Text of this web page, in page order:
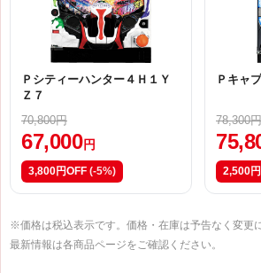
Ｐシティーハンター４Ｈ１Ｙ
Ｚ７
70,800円
67,000 円
3,800円OFF (-5%)
Ｐキャ
78,300円
2,500
※価格は税込表示です。価格・在庫は予告なく変更
最新情報は各商品ページをご確認ください。